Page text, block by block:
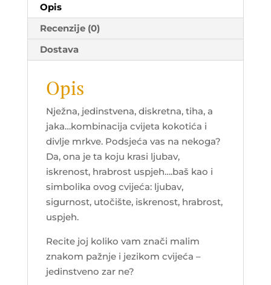
Opis
Recenzije (0)
Dostava
Opis
Nježna, jedinstvena, diskretna, tiha, a
jaka…kombinacija cvijeta kokotića i
divlje mrkve. Podsjeća vas na nekoga?
Da, ona je ta koju krasi ljubav,
iskrenost, hrabrost uspjeh….baš kao i
simbolika ovog cvijeća: ljubav,
sigurnost, utočište, iskrenost, hrabrost,
uspjeh.
Recite joj koliko vam znači malim
znakom pažnje i jezikom cvijeća –
jedinstveno zar ne?